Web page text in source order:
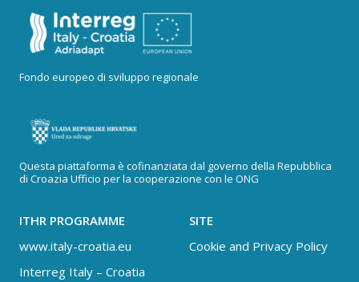
Fondo europeo di sviluppo regionale
Questa piattaforma è cofinanziata dal governo della Repubblica
di Croazia Ufficio per la cooperazione con le ONG
ITHR PROGRAMME
www.italy-croatia.eu
Interreg Italy – Croatia
SITE
Cookie and Privacy Policy